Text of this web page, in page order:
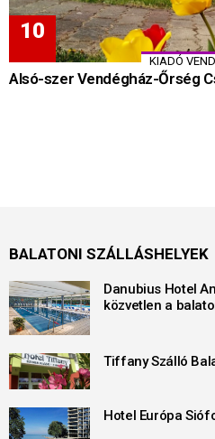
KIADÓ
Alsó-szer Vendégház-Őrség
BALATONI SZÁLLÁSHELYEK
Danubius Hotel
közvetlen a
Tiffany Szálló
Hotel Európa